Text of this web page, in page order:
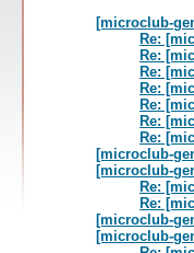
[microclub-
Re:
Re:
Re:
Re:
Re:
Re:
Re:
[microclub-
[microclub-
Re:
Re:
[microclub-
[microclub-